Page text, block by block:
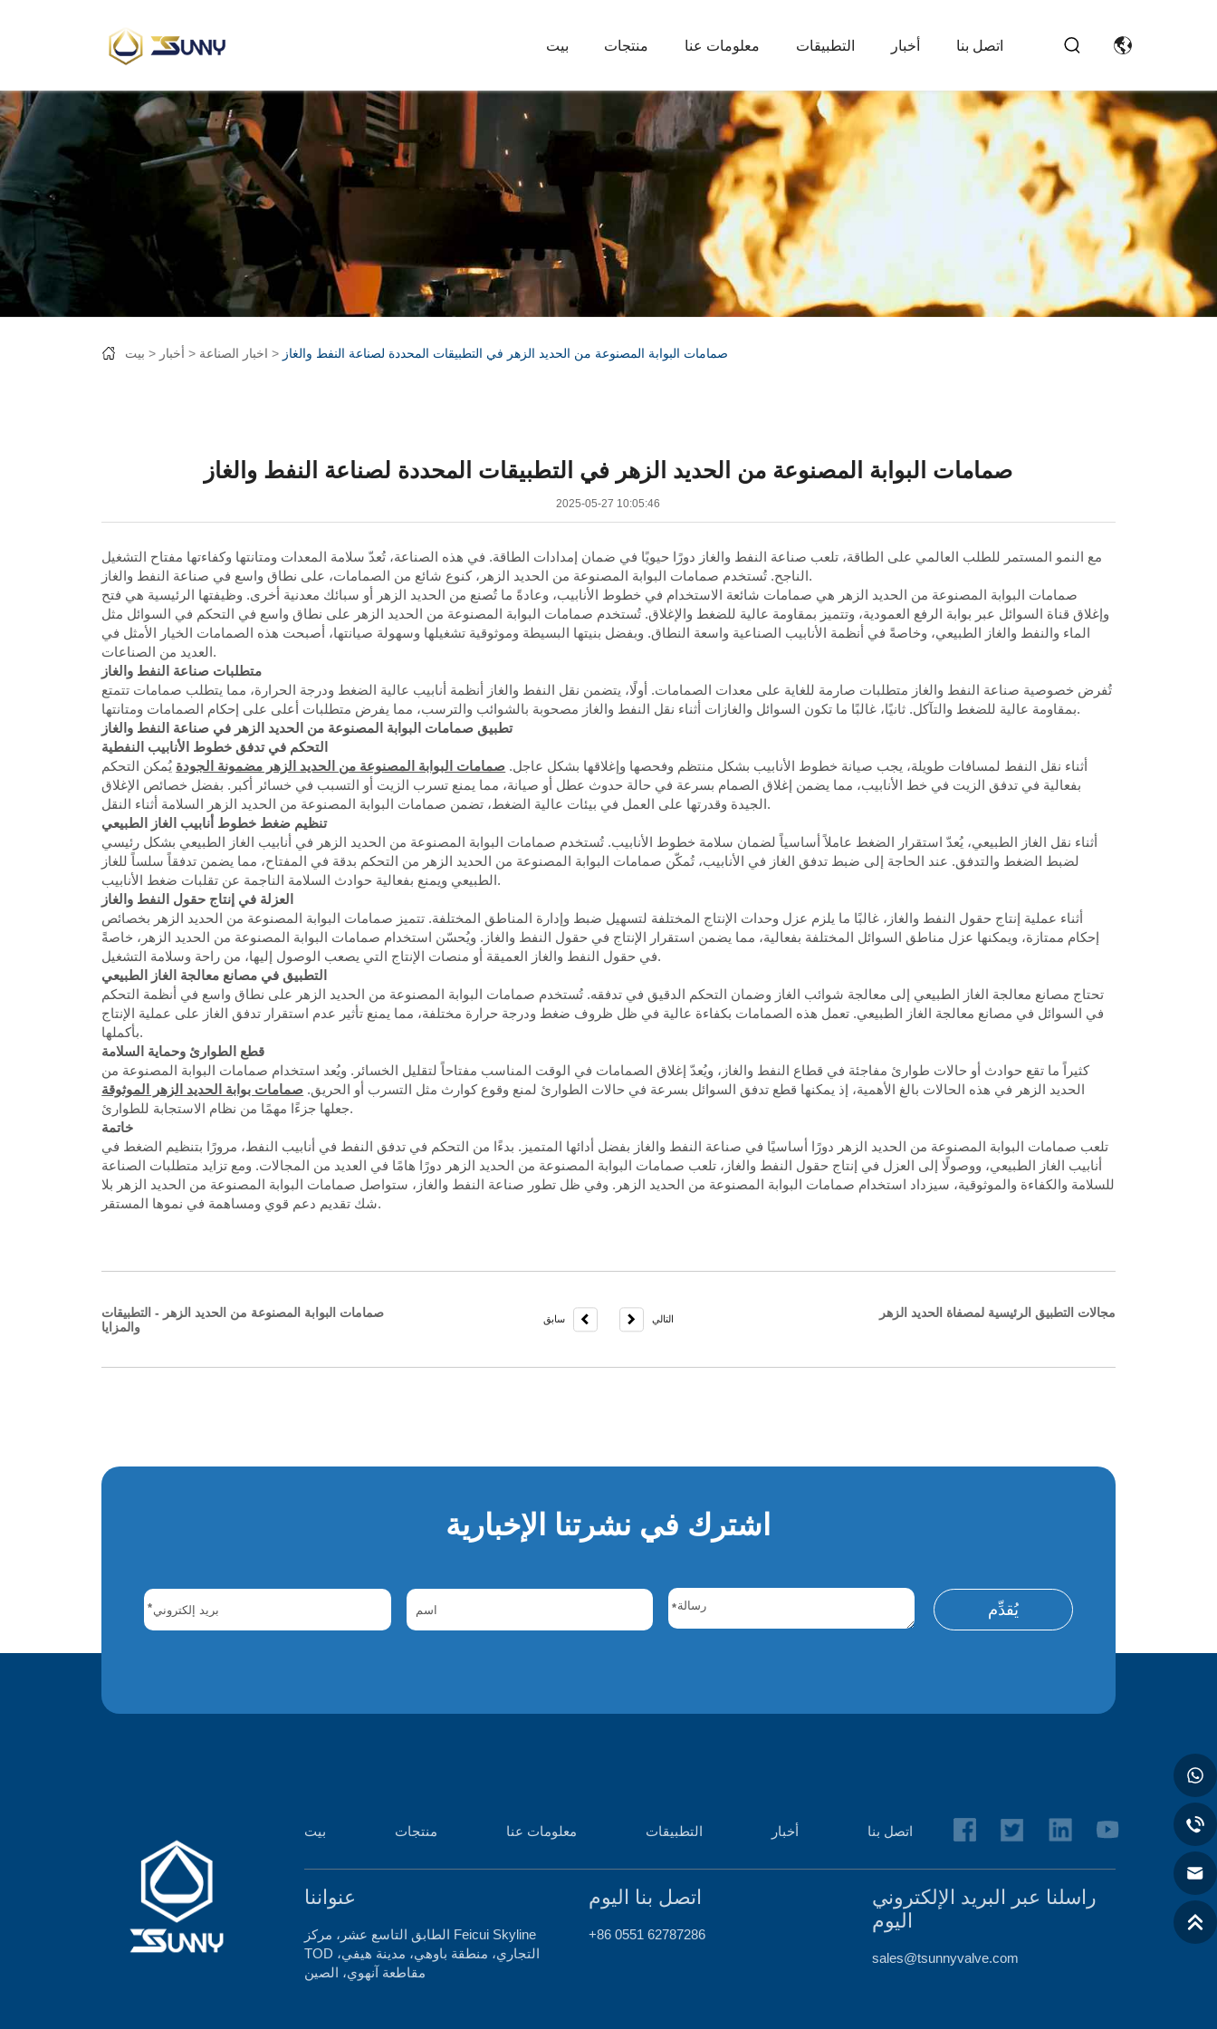
بيت منتجات معلومات عنا التطبيقات أخبار اتصل بنا
بيت أخبار اخبار الصناعة صمامات البوابة المصنوعة من الحديد الزهر في التطبيقات المحددة لصناعة النفط والغاز
صمامات البوابة المصنوعة من الحديد الزهر في التطبيقات المحددة لصناعة النفط والغاز
2025-05-27 10:05:46
مع النمو المستمر للطلب العالمي على الطاقة، تلعب صناعة النفط والغاز دورًا حيويًا في ضمان إمدادات الطاقة. في هذه الصناعة، تُعدّ سلامة المعدات ومتانتها وكفاءتها مفتاح التشغيل
الناجح. تُستخدم صمامات البوابة المصنوعة من الحديد الزهر، كنوع شائع من الصمامات، على نطاق واسع في صناعة النفط والغاز.
صمامات البوابة المصنوعة من الحديد الزهر هي صمامات شائعة الاستخدام في خطوط الأنابيب، وعادةً ما تُصنع من الحديد الزهر أو سبائك معدنية أخرى. وظيفتها الرئيسية هي فتح
وإغلاق قناة السوائل عبر بوابة الرفع العمودية، وتتميز بمقاومة عالية للضغط والإغلاق. تُستخدم صمامات البوابة المصنوعة من الحديد الزهر على نطاق واسع في التحكم في السوائل مثل
الماء والنفط والغاز الطبيعي، وخاصةً في أنظمة الأنابيب الصناعية واسعة النطاق. وبفضل بنيتها البسيطة وموثوقية تشغيلها وسهولة صيانتها، أصبحت هذه الصمامات الخيار الأمثل في
العديد من الصناعات.
متطلبات صناعة النفط والغاز
تُفرض خصوصية صناعة النفط والغاز متطلبات صارمة للغاية على معدات الصمامات. أولًا، يتضمن نقل النفط والغاز أنظمة أنابيب عالية الضغط ودرجة الحرارة، مما يتطلب صمامات تتمتع
بمقاومة عالية للضغط والتآكل. ثانيًا، غالبًا ما تكون السوائل والغازات أثناء نقل النفط والغاز مصحوبة بالشوائب والترسب، مما يفرض متطلبات أعلى على إحكام الصمامات ومتانتها.
تطبيق صمامات البوابة المصنوعة من الحديد الزهر في صناعة النفط والغاز
التحكم في تدفق خطوط الأنابيب النفطية
أثناء نقل النفط لمسافات طويلة، يجب صيانة خطوط الأنابيب بشكل منتظم وفحصها وإغلاقها بشكل عاجل. صمامات البوابة المصنوعة من الحديد الزهر مضمونة الجودة يُمكن التحكم
بفعالية في تدفق الزيت في خط الأنابيب، مما يضمن إغلاق الصمام بسرعة في حالة حدوث عطل أو صيانة، مما يمنع تسرب الزيت أو التسبب في خسائر أكبر. بفضل خصائص الإغلاق
الجيدة وقدرتها على العمل في بيئات عالية الضغط، تضمن صمامات البوابة المصنوعة من الحديد الزهر السلامة أثناء النقل.
تنظيم ضغط خطوط أنابيب الغاز الطبيعي
أثناء نقل الغاز الطبيعي، يُعدّ استقرار الضغط عاملاً أساسياً لضمان سلامة خطوط الأنابيب. تُستخدم صمامات البوابة المصنوعة من الحديد الزهر في أنابيب الغاز الطبيعي بشكل رئيسي
لضبط الضغط والتدفق. عند الحاجة إلى ضبط تدفق الغاز في الأنابيب، تُمكّن صمامات البوابة المصنوعة من الحديد الزهر من التحكم بدقة في المفتاح، مما يضمن تدفقاً سلساً للغاز
الطبيعي ويمنع بفعالية حوادث السلامة الناجمة عن تقلبات ضغط الأنابيب.
العزلة في إنتاج حقول النفط والغاز
أثناء عملية إنتاج حقول النفط والغاز، غالبًا ما يلزم عزل وحدات الإنتاج المختلفة لتسهيل ضبط وإدارة المناطق المختلفة. تتميز صمامات البوابة المصنوعة من الحديد الزهر بخصائص
إحكام ممتازة، ويمكنها عزل مناطق السوائل المختلفة بفعالية، مما يضمن استقرار الإنتاج في حقول النفط والغاز. ويُحسّن استخدام صمامات البوابة المصنوعة من الحديد الزهر، خاصةً
في حقول النفط والغاز العميقة أو منصات الإنتاج التي يصعب الوصول إليها، من راحة وسلامة التشغيل.
التطبيق في مصانع معالجة الغاز الطبيعي
تحتاج مصانع معالجة الغاز الطبيعي إلى معالجة شوائب الغاز وضمان التحكم الدقيق في تدفقه. تُستخدم صمامات البوابة المصنوعة من الحديد الزهر على نطاق واسع في أنظمة التحكم
في السوائل في مصانع معالجة الغاز الطبيعي. تعمل هذه الصمامات بكفاءة عالية في ظل ظروف ضغط ودرجة حرارة مختلفة، مما يمنع تأثير عدم استقرار تدفق الغاز على عملية الإنتاج
بأكملها.
قطع الطوارئ وحماية السلامة
كثيراً ما تقع حوادث أو حالات طوارئ مفاجئة في قطاع النفط والغاز، ويُعدّ إغلاق الصمامات في الوقت المناسب مفتاحاً لتقليل الخسائر. ويُعد استخدام صمامات البوابة المصنوعة من
الحديد الزهر في هذه الحالات بالغ الأهمية، إذ يمكنها قطع تدفق السوائل بسرعة في حالات الطوارئ لمنع وقوع كوارث مثل التسرب أو الحريق. صمامات بوابة الحديد الزهر الموثوقة
جعلها جزءًا مهمًا من نظام الاستجابة للطوارئ.
خاتمة
تلعب صمامات البوابة المصنوعة من الحديد الزهر دورًا أساسيًا في صناعة النفط والغاز بفضل أدائها المتميز. بدءًا من التحكم في تدفق النفط في أنابيب النفط، مرورًا بتنظيم الضغط في
أنابيب الغاز الطبيعي، ووصولًا إلى العزل في إنتاج حقول النفط والغاز، تلعب صمامات البوابة المصنوعة من الحديد الزهر دورًا هامًا في العديد من المجالات. ومع تزايد متطلبات الصناعة
للسلامة والكفاءة والموثوقية، سيزداد استخدام صمامات البوابة المصنوعة من الحديد الزهر. وفي ظل تطور صناعة النفط والغاز، ستواصل صمامات البوابة المصنوعة من الحديد الزهر بلا
شك تقديم دعم قوي ومساهمة في نموها المستقر.
صمامات البوابة المصنوعة من الحديد الزهر - التطبيقات
والمزايا
مجالات التطبيق الرئيسية لمصفاة الحديد الزهر سابق التالي
اشترك في نشرتنا الإخبارية
* * يُقدِّم
بيت منتجات معلومات عنا التطبيقات أخبار اتصل بنا
عنواننا
الطابق التاسع عشر، مركز Feicui Skyline
TOD التجاري، منطقة باوهي، مدينة هيفي،
مقاطعة آنهوي، الصين
اتصل بنا اليوم
+86 0551 62787286
راسلنا عبر البريد الإلكتروني
اليوم
sales@tsunnyvalve.com